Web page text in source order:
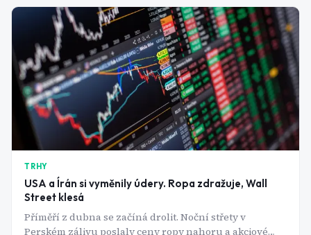
TRHY
USA a Írán si vyměnily údery. Ropa zdražuje, Wall
Street klesá
Příměří z dubna se začíná drolit. Noční střety v
Perském zálivu poslaly ceny ropy nahoru a akciové